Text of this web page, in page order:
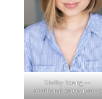
Shelby Young —
Additional Voices (voice)